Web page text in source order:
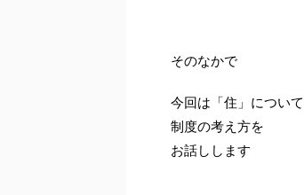
そのなかで
今回は「住」について
制度の考え方を
お話しします